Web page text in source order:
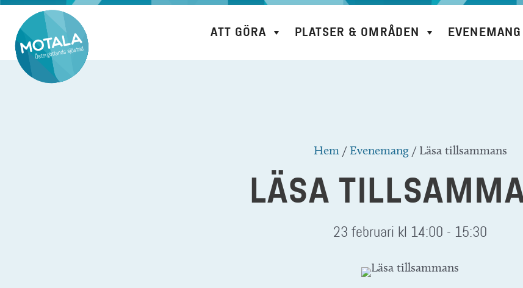
Hoppa
innehåll
ATT GÖRA PLATSER & OMRÅDEN EVENEMANG
Hem /Evenemang/ Läsa tillsammans
LÄSA
23 februari kl 14:00 - 15:30